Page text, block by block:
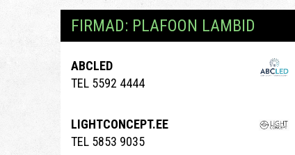
FIRMAD: PLAFOON LAMBID
ABCLED
TEL 5592 4444
LIGHTCONCEPT.EE
TEL 5853 9035